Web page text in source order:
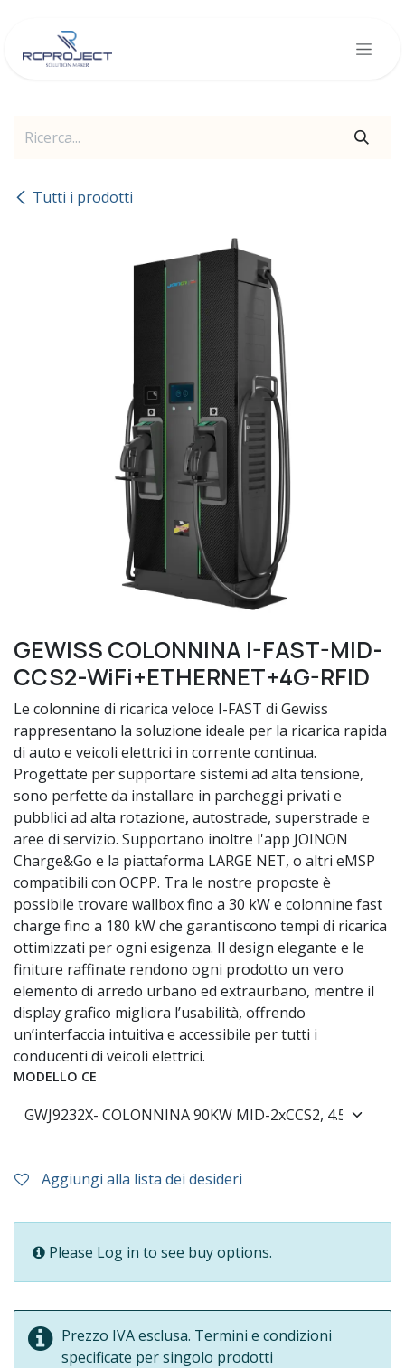
Tutti i prodotti
GEWISS COLONNINA I-FAST-MID-
CCS2-WiFi+ETHERNET+4G-RFID
Le colonnine di ricarica veloce I-FAST di Gewiss
rappresentano la soluzione ideale per la ricarica rapida
di auto e veicoli elettrici in corrente continua.
Progettate per supportare sistemi ad alta tensione,
sono perfette da installare in parcheggi privati e
pubblici ad alta rotazione, autostrade, superstrade e
aree di servizio. Supportano inoltre l'app JOINON
Charge&Go e la piattaforma LARGE NET, o altri eMSP
compatibili con OCPP. Tra le nostre proposte è
possibile trovare wallbox fino a 30 kW e colonnine fast
charge fino a 180 kW che garantiscono tempi di ricarica
ottimizzati per ogni esigenza. Il design elegante e le
finiture raffinate rendono ogni prodotto un vero
elemento di arredo urbano ed extraurbano, mentre il
display grafico migliora l’usabilità, offrendo
un’interfaccia intuitiva e accessibile per tutti i
conducenti di veicoli elettrici.
MODELLO CE
Aggiungi alla lista dei desideri
Please Log in to see buy options.
Prezzo IVA esclusa. Termini e condizioni
specificate per singolo prodotti